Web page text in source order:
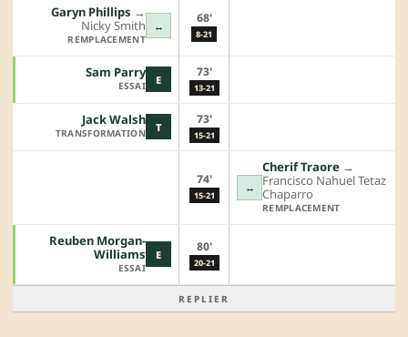
↔
Garyn Phillips →︎
Nicky Smith
REMPLACEMENT
68'
8-21
E
Sam Parry
ESSAI
73'
13-21
T
Jack Walsh
TRANSFORMATION
73'
15-21
74'
15-21
↔
Cherif Traore →︎
Francisco Nahuel Tetaz
Chaparro
REMPLACEMENT
E
Reuben Morgan-
Williams
ESSAI
80'
20-21
REPLIER